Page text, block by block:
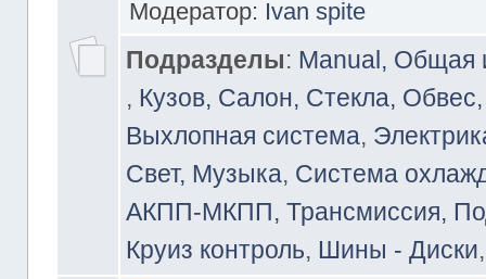
Модератор: Ivan spite
Подразделы: Manual,
, Кузов, Салон, Стекла,
Выхлопная система,
Свет, Музыка, Система
АКПП-МКПП, Трансмиссия,
Круиз контроль, Шины - Диски